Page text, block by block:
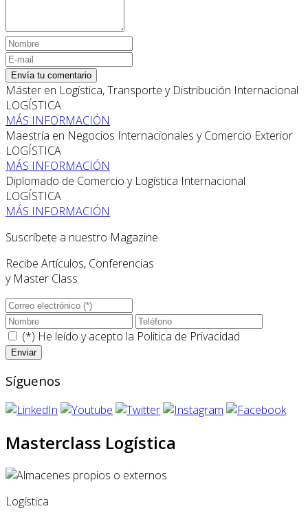
Envía tu comentario
Máster en Logística, Transporte y Distribución Internacional
LOGÍSTICA
MÁS INFORMACIÓN
Maestría en Negocios Internacionales y Comercio Exterior
LOGÍSTICA
MÁS INFORMACIÓN
Diplomado de Comercio y Logística Internacional
LOGÍSTICA
MÁS INFORMACIÓN
Suscríbete a nuestro Magazine
Recibe Artículos, Conferencias
y Master Class
(*) He leído y acepto la Politica de Privacidad
Síguenos
Masterclass Logística
Logística